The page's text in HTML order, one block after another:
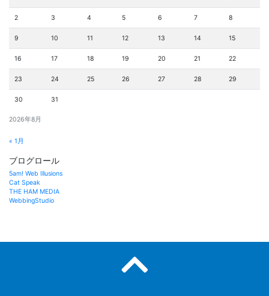
2026年8月
2 3 4 5 6 7 8
9 10 11 12 13 14 15
16 17 18 19 20 21 22
23 24 25 26 27 28 29
30 31
« 1月
ブログロール
5am! Web Illusions
Cat Speak
THE HAM MEDIA
WebbingStudio